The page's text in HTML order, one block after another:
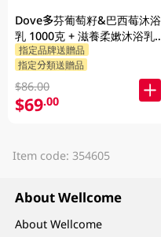
Dove多芬葡萄籽&巴西莓沐浴
乳 1000克 + 滋養柔嫰沐浴乳
1000克 + 隨機贈品 200克
指定品牌送贈品
指定分類送贈品
$86.00
$69.00
Item code: 354605
About Wellcome
About Wellcome